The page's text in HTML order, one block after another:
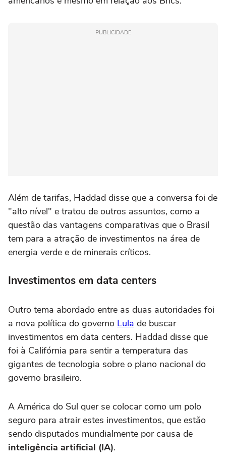
PUBLICIDADE
Além de tarifas, Haddad disse que a conversa foi de
"alto nível" e tratou de outros assuntos, como a
questão das vantagens comparativas que o Brasil
tem para a atração de investimentos na área de
energia verde e de minerais críticos.
Investimentos em data centers
Outro tema abordado entre as duas autoridades foi
a nova política do governo Lula de buscar
investimentos em data centers. Haddad disse que
foi à Califórnia para sentir a temperatura das
gigantes de tecnologia sobre o plano nacional do
governo brasileiro.
A América do Sul quer se colocar como um polo
seguro para atrair estes investimentos, que estão
sendo disputados mundialmente por causa de
inteligência artificial (IA).